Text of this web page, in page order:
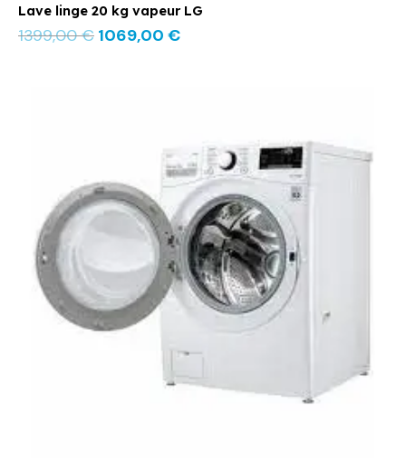
Lave linge 20 kg vapeur LG
1399,00€ 1069,00 €
1349,00 €.
est :
899,00 €.